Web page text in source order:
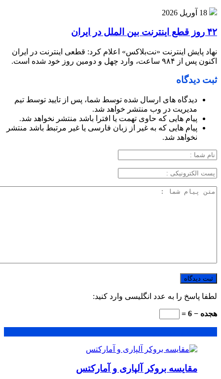
18 آوریل 2026
۴۲ روز قطع اینترنت بین الملل در ایران
نهاد پایش اینترنت «نت‌بلاکس» اعلام کرد: قطعی اینترنت در ایران
اکنون پس از ۹۸۴ ساعت، وارد چهل و دومین روز خود شده است.
ثبت دیدگاه
دیدگاه های ارسال شده توسط شما، پس از تایید توسط تیم
مدیریت در وب منتشر خواهد شد.
پیام هایی که حاوی تهمت یا افترا باشد منتشر نخواهد شد.
پیام هایی که به غیر از زبان فارسی یا غیر مرتبط باشد منتشر
نخواهد شد.
لطفا پاسخ را به عدد انگلیسی وارد کنید:
هجده − 6 =
مقایسه بروکر آلپاری و آمارکتس